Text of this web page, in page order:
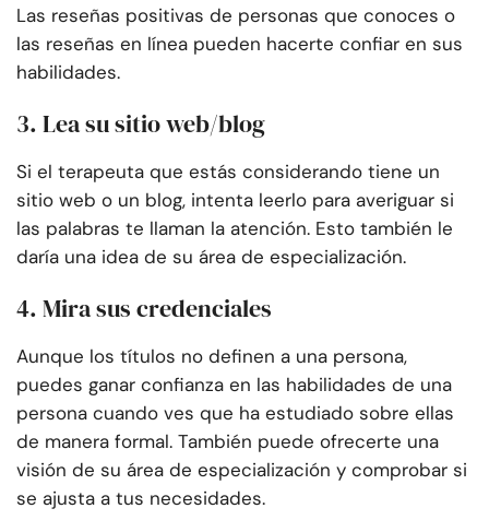
Las reseñas positivas de personas que conoces o
las reseñas en línea pueden hacerte confiar en sus
habilidades.
3. Lea su sitio web/blog
Si el terapeuta que estás considerando tiene un
sitio web o un blog, intenta leerlo para averiguar si
las palabras te llaman la atención. Esto también le
daría una idea de su área de especialización.
4. Mira sus credenciales
Aunque los títulos no definen a una persona,
puedes ganar confianza en las habilidades de una
persona cuando ves que ha estudiado sobre ellas
de manera formal. También puede ofrecerte una
visión de su área de especialización y comprobar si
se ajusta a tus necesidades.